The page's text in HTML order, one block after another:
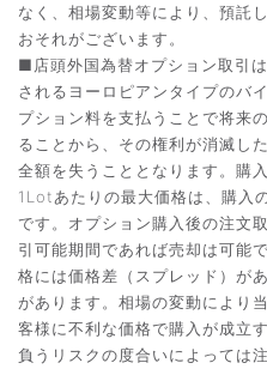
なく、相場変動等により、預託
おそれがございます。
■店頭外国為替オプション取引
されるヨーロピアンタイプのバ
プション料を支払うことで将来
ることから、その権利が消滅し
全額を失うこととなります。購
1Lotあたりの最大価格は、購入
です。オプション購入後の注文
引可能期間であれば売却は可能
格には価格差（スプレッド）が
があります。相場の変動により
客様に不利な価格で購入が成立
負うリスクの度合いによっては